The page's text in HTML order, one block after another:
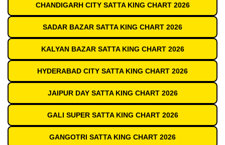
CHANDIGARH CITY SATTA KING CHART 2026
SADAR BAZAR SATTA KING CHART 2026
KALYAN BAZAR SATTA KING CHART 2026
HYDERABAD CITY SATTA KING CHART 2026
JAIPUR DAY SATTA KING CHART 2026
GALI SUPER SATTA KING CHART 2026
GANGOTRI SATTA KING CHART 2026